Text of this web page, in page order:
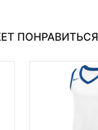
ПОНРАВИТЬСЯ